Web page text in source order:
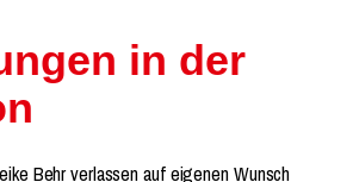
in der
Behr verlassen auf eigenen Wunsch